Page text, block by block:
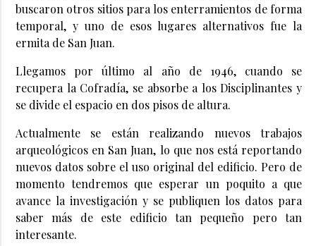
buscaron otros sitios para los enterramientos de forma
temporal, y uno de esos lugares alternativos fue la
ermita de San Juan.
Llegamos por último al año de 1946, cuando se
recupera la Cofradía, se absorbe a los Disciplinantes y
se divide el espacio en dos pisos de altura.
Actualmente se están realizando nuevos trabajos
arqueológicos en San Juan, lo que nos está reportando
nuevos datos sobre el uso original del edificio. Pero de
momento tendremos que esperar un poquito a que
avance la investigación y se publiquen los datos para
saber más de este edificio tan pequeño pero tan
interesante.